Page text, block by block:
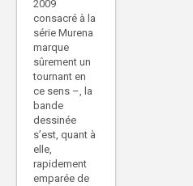
2009
consacré à la
série Murena
marque
sûrement un
tournant en
ce sens –, la
bande
dessinée
s’est, quant à
elle,
rapidement
emparée de